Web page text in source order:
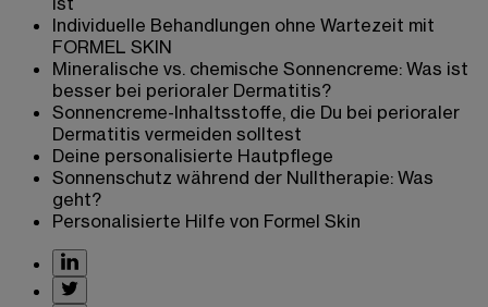
Individuelle Behandlungen ohne Wartezeit mit
FORMEL SKIN
Mineralische vs. chemische Sonnencreme: Was ist
besser bei perioraler Dermatitis?
Sonnencreme-Inhaltsstoffe, die Du bei perioraler
Dermatitis vermeiden solltest
Deine personalisierte Hautpflege
Sonnenschutz während der Nulltherapie: Was
geht?
Personalisierte Hilfe von Formel Skin